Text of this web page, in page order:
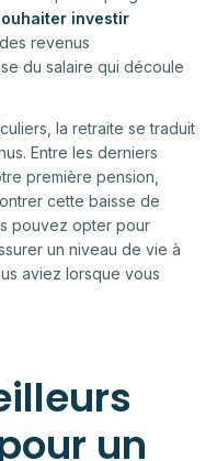
investir
revenus
du salaire qui découle
la retraite se traduit
Entre les derniers
première pension,
cette baisse de
pouvez opter pour
un niveau de vie à
aviez lorsque vous
un